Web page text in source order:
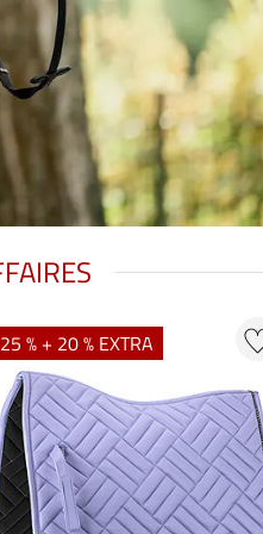
25 % + 20 % EXTRA